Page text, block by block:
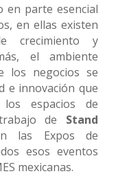
en parte esencial
en ellas existen
crecimiento y
el ambiente
los negocios se
e innovación que
espacios de
de Stand
las Expos de
esos eventos
mexicanas.